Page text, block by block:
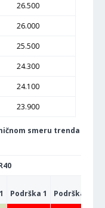
26.500
26.000
25.500
24.300
24.100
23.900
smeru trenda
Podrška 1 Podrška 2